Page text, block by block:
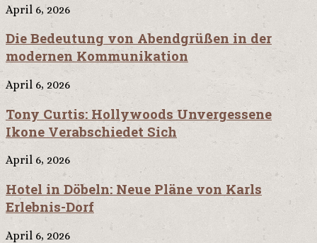
April 6, 2026
Die Bedeutung von Abendgrüßen in der
modernen Kommunikation
April 6, 2026
Tony Curtis: Hollywoods Unvergessene
Ikone Verabschiedet Sich
April 6, 2026
Hotel in Döbeln: Neue Pläne von Karls
Erlebnis-Dorf
April 6, 2026